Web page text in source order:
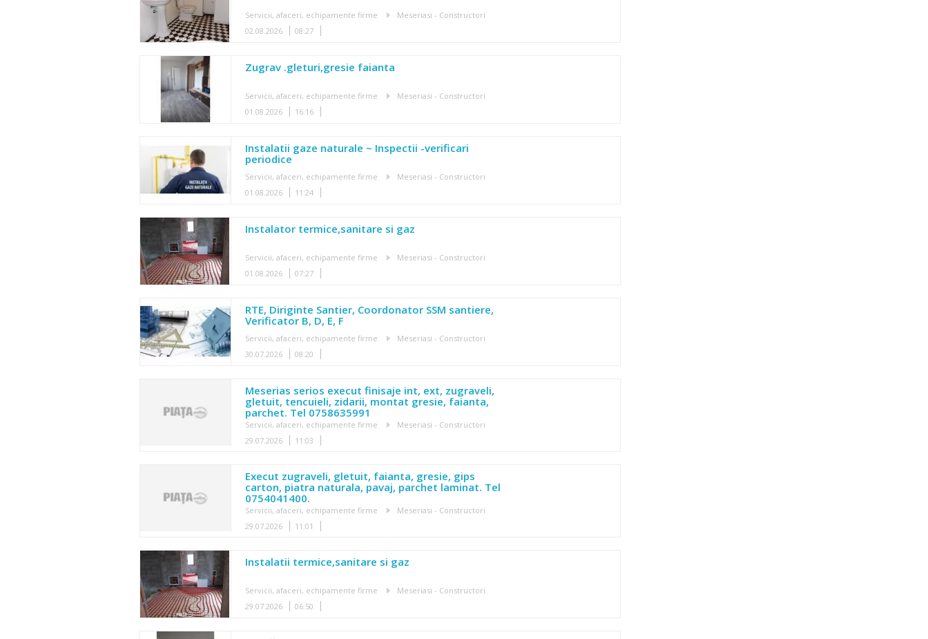
Servicii, afaceri, echipamente firme
Meseriasi - Constructori
02.08.2026
08:27
Zugrav .gleturi,gresie faianta
Servicii, afaceri, echipamente firme
Meseriasi - Constructori
01.08.2026
16:16
Instalatii gaze naturale ~ Inspectii -verificari
periodice
Servicii, afaceri, echipamente firme
Meseriasi - Constructori
01.08.2026
11:24
Instalator termice,sanitare si gaz
Servicii, afaceri, echipamente firme
Meseriasi - Constructori
01.08.2026
07:27
RTE, Diriginte Santier, Coordonator SSM santiere,
Verificator B, D, E, F
Servicii, afaceri, echipamente firme
Meseriasi - Constructori
30.07.2026
08:20
Meserias serios execut finisaje int, ext, zugraveli,
gletuit, tencuieli, zidarii, montat gresie, faianta,
parchet. Tel 0758635991
Servicii, afaceri, echipamente firme
Meseriasi - Constructori
29.07.2026
11:03
Execut zugraveli, gletuit, faianta, gresie, gips
carton, piatra naturala, pavaj, parchet laminat. Tel
0754041400.
Servicii, afaceri, echipamente firme
Meseriasi - Constructori
29.07.2026
11:01
Instalatii termice,sanitare si gaz
Servicii, afaceri, echipamente firme
Meseriasi - Constructori
29.07.2026
06:50